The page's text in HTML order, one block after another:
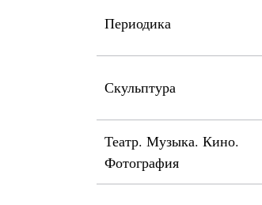
Периодика
Скульптура
Театр. Музыка. Кино.
Фотография